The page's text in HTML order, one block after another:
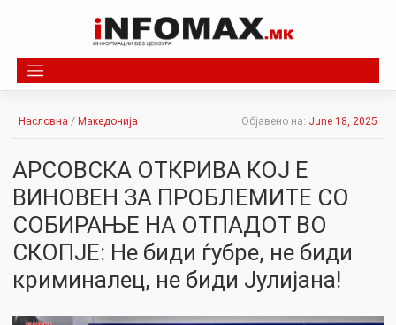
Насловна / Македонија Објавено на: June 18, 2025
АРСОВСКА ОТКРИВА КОЈ Е
ВИНОВЕН ЗА ПРОБЛЕМИТЕ СО
СОБИРАЊЕ НА ОТПАДОТ ВО
СКОПЈЕ: Не биди ѓубре, не биди
криминалец, не биди Јулијана!